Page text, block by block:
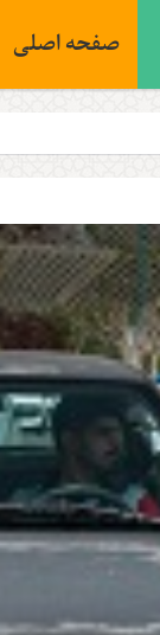
صفحه اصلی